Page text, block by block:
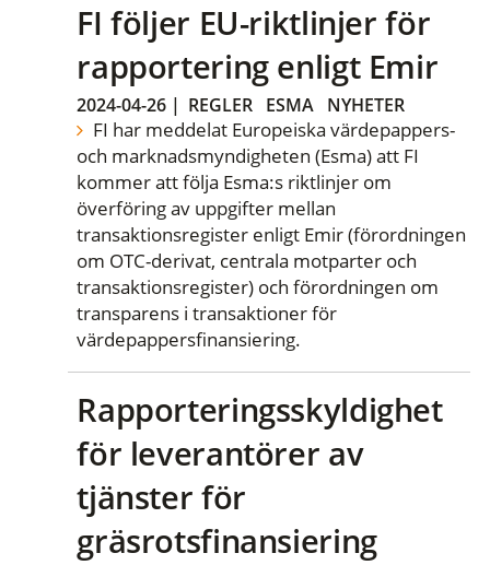
FI följer EU-riktlinjer för
rapportering enligt Emir
2024-04-26 | REGLER ESMA NYHETER
FI har meddelat Europeiska värdepappers-
och marknadsmyndigheten (Esma) att FI
kommer att följa Esma:s riktlinjer om
överföring av uppgifter mellan
transaktionsregister enligt Emir (förordningen
om OTC-derivat, centrala motparter och
transaktionsregister) och förordningen om
transparens i transaktioner för
värdepappersfinansiering.
Rapporteringsskyldighet
för leverantörer av
tjänster för
gräsrotsfinansiering